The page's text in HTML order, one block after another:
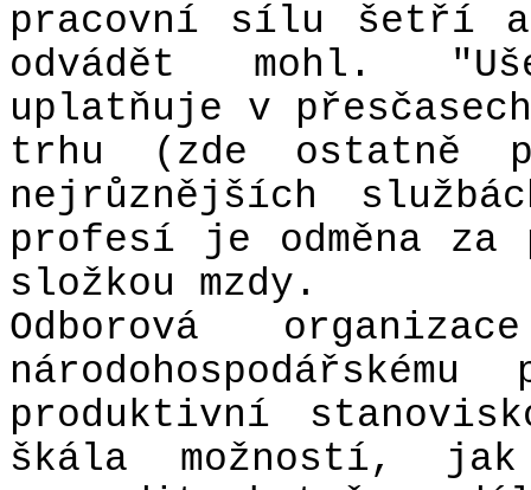
pracovní sílu šetří a
odvádět mohl.
uplatňuje v
trhu (zde ostatně
nejrůznějších
profesí je odměna za
složkou mzdy.
Odborová
produktivní
škála možností,